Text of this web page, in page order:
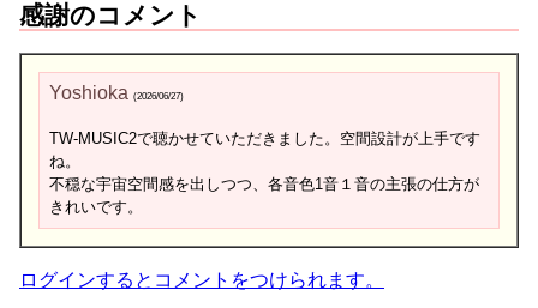
感謝のコメント
Yoshioka (2026/06/27)
TW-MUSIC2で聴かせていただきました。空間設計が上手です
ね。
不穏な宇宙空間感を出しつつ、各音色1音１音の主張の仕方が
きれいです。
ログインするとコメントをつけられます。